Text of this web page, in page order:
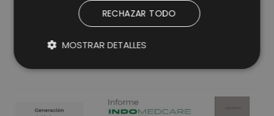
paciente con apartados seleccionables y con
RECHAZAR TODO
MOSTRAR DETALLES